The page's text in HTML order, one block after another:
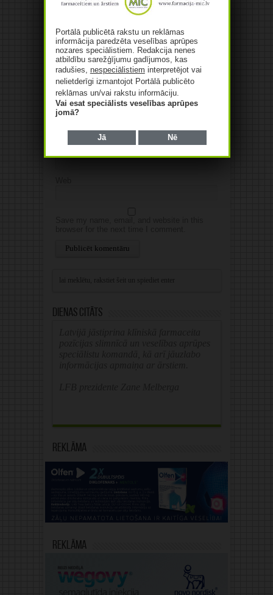
Jūsu e-pasta adrese netiks
publicēta.Atzīmētie lauki ir obligāti
Vārds
Dienas citāts
Reklāma
Reklāma
Portālā publicētā rakstu un reklāmas
informācija paredzēta veselības aprūpes
nozares speciālistiem. Redakcija nenes
atbildību sarežģījumu gadījumos, kas
radušies, nespeciālistiem interpretējot vai
nelietderīgi izmantojot Portālā publicēto
reklāmas un/vai rakstu informāciju.
Vai esat speciālists veselības aprūpes
jomā?
Jā Nē